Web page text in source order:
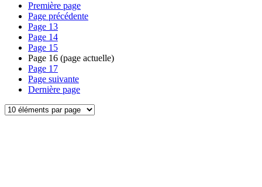
Première page
Page précédente
Page 13
Page 14
Page 15
Page 16 (page actuelle)
Page 17
Page suivante
Dernière page